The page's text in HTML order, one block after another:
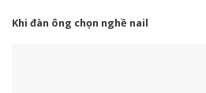
Khi đàn ông chọn nghề nail